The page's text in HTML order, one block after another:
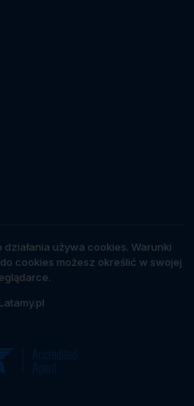
używa cookies. Warunki
cookies możesz określić w swojej